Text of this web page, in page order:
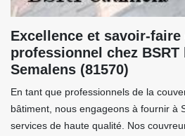
Excellence et savoir-
professionnel chez BSRT
Semalens (81570)
En tant que professionnels de la
bâtiment, nous engageons à fournir à
services de haute qualité. Nos